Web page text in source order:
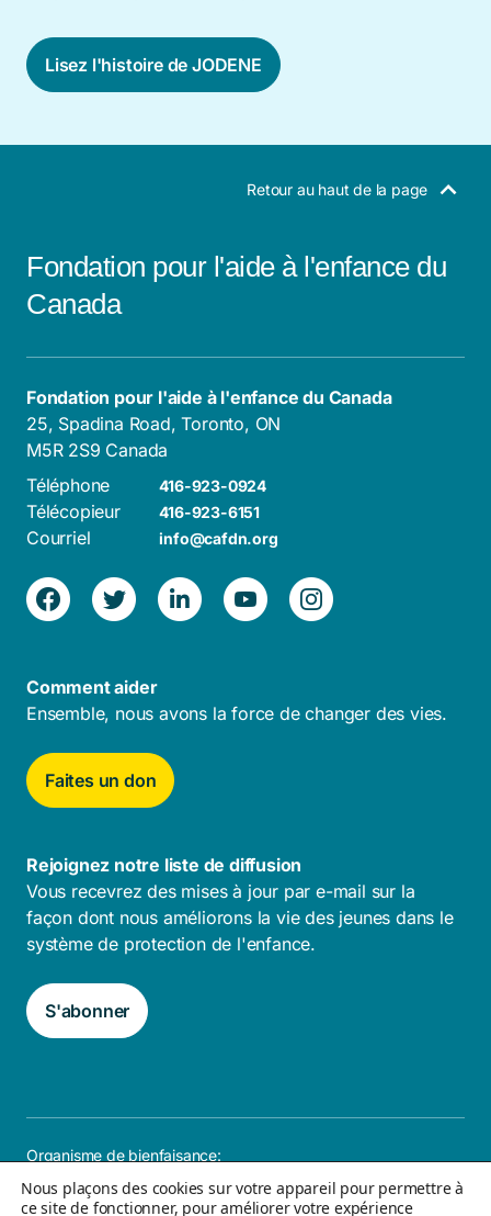
Lisez l'histoire de JODENE
Retour au haut de la page
Fondation pour l'aide à l'enfance du
Canada
Fondation pour l'aide à l'enfance du Canada
25, Spadina Road, Toronto, ON
M5R 2S9 Canada
Téléphone
416-923-0924
Télécopieur 416-923-6151
Courriel info@cafdn.org
Comment aider
Ensemble, nous avons la force de changer des vies.
Faites un don
Rejoignez notre liste de diffusion
Vous recevrez des mises à jour par e-mail sur la
façon dont nous améliorons la vie des jeunes dans le
système de protection de l'enfance.
S'abonner
Organisme de bienfaisance:
Nous plaçons des cookies sur votre appareil pour permettre à
ce site de fonctionner, pour améliorer votre expérience